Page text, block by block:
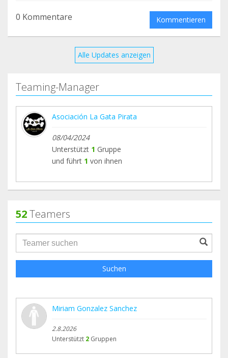
0 Kommentare Kommentieren
Alle Updates anzeigen
Teaming-Manager
Asociación La Gata Pirata
08/04/2024
Unterstützt 1 Gruppe
und führt 1 von ihnen
52Teamers
groupProfile.searchForm.search.text???
Suchen
Miriam Gonzalez Sanchez
2.8.2026
Unterstützt 2 Gruppen